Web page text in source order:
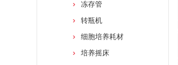
冻存管
转瓶机
细胞培养耗材
培养摇床